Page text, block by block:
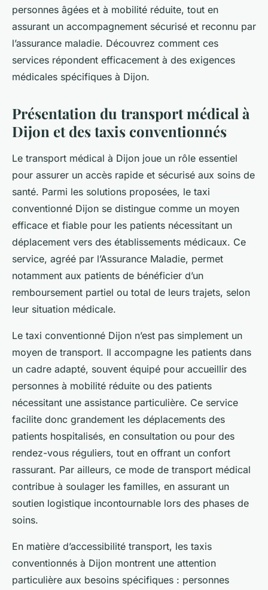
personnes âgées et à mobilité réduite, tout en
assurant un accompagnement sécurisé et reconnu par
l’assurance maladie. Découvrez comment ces
services répondent efficacement à des exigences
médicales spécifiques à Dijon.
Présentation du transport médical à
Dijon et des taxis conventionnés
Le transport médical à Dijon joue un rôle essentiel
pour assurer un accès rapide et sécurisé aux soins de
santé. Parmi les solutions proposées, le taxi
conventionné Dijon se distingue comme un moyen
efficace et fiable pour les patients nécessitant un
déplacement vers des établissements médicaux. Ce
service, agréé par l’Assurance Maladie, permet
notamment aux patients de bénéficier d’un
remboursement partiel ou total de leurs trajets, selon
leur situation médicale.
Le taxi conventionné Dijon n’est pas simplement un
moyen de transport. Il accompagne les patients dans
un cadre adapté, souvent équipé pour accueillir des
personnes à mobilité réduite ou des patients
nécessitant une assistance particulière. Ce service
facilite donc grandement les déplacements des
patients hospitalisés, en consultation ou pour des
rendez-vous réguliers, tout en offrant un confort
rassurant. Par ailleurs, ce mode de transport médical
contribue à soulager les familles, en assurant un
soutien logistique incontournable lors des phases de
soins.
En matière d’accessibilité transport, les taxis
conventionnés à Dijon montrent une attention
particulière aux besoins spécifiques : personnes